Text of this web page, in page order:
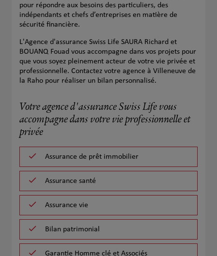
pour répondre aux besoins des particuliers, des
indépendants et chefs d’entreprises en matière de
sécurité financière.
L'Agence d'assurance Swiss Life SAURA Richard et
BOUANQ Fouad vous accompagne dans vos projets pour
que vous soyez pleinement acteur de votre vie privée et
professionnelle. Contactez votre agence à Villeneuve de
la Raho pour réaliser un bilan personnalisé.
Votre agence d'assurance Swiss Life vous
accompagne dans votre vie professionnelle et
privée
Assurance de prêt immobilier
Assurance santé
Assurance vie
Bilan patrimonial
Garantie Homme clé et Associés